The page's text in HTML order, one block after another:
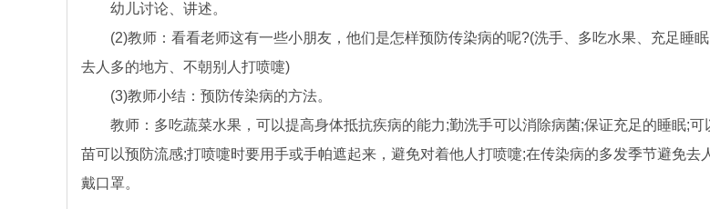
幼儿讨论、讲述。
(2)教师：看看老师这有一些小朋友，他们是怎样预防传染病的呢?(洗手、多吃水果、充足睡
去人多的地方、不朝别人打喷嚏)
(3)教师小结：预防传染病的方法。
教师：多吃蔬菜水果，可以提高身体抵抗疾病的能力;勤洗手可以消除病菌;保证充足的睡眠;可
苗可以预防流感;打喷嚏时要用手或手帕遮起来，避免对着他人打喷嚏;在传染病的多发季节避免去
戴口罩。